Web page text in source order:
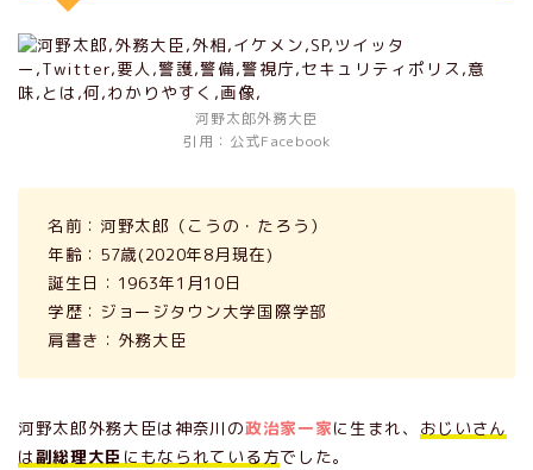
河野太郎外務大臣
引用：公式Facebook
名前：河野太郎（こうの・たろう）
年齢：57歳(2020年8月現在)
誕生日：1963年1月10日
学歴：ジョージタウン大学国際学部
肩書き：外務大臣
河野太郎外務大臣は神奈川の政治家一家に生まれ、 おじいさん
は副総理大臣 にもなられている方でした。